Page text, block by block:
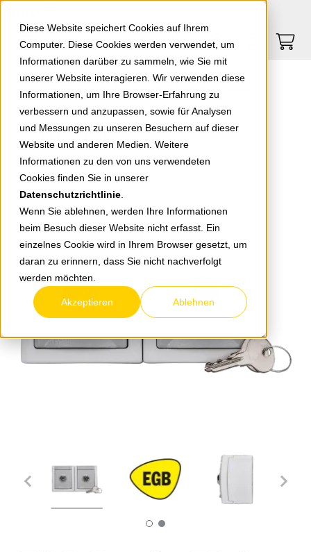
Diese Website speichert Cookies auf Ihrem
Computer. Diese Cookies werden verwendet, um
Informationen darüber zu sammeln, wie Sie mit
unserer Website interagieren. Wir verwenden diese
Informationen, um Ihre Browser-Erfahrung zu
verbessern und anzupassen, sowie für Analysen
und Messungen zu unseren Besuchern auf dieser
Website und anderen Medien. Weitere
Informationen zu den von uns verwendeten
Cookies finden Sie in unserer
Datenschutzrichtlinie
Wenn Sie ablehnen, werden Ihre Informationen
beim Besuch dieser Website nicht erfasst. Ein
einzelnes Cookie wird in Ihrem Browser gesetzt, um
daran zu erinnern, dass Sie nicht nachverfolgt
werden möchten.
Akzeptieren Ablehnen
Springe zu Hauptinhalt Springe zum Footer
0
zurück zur Übersicht